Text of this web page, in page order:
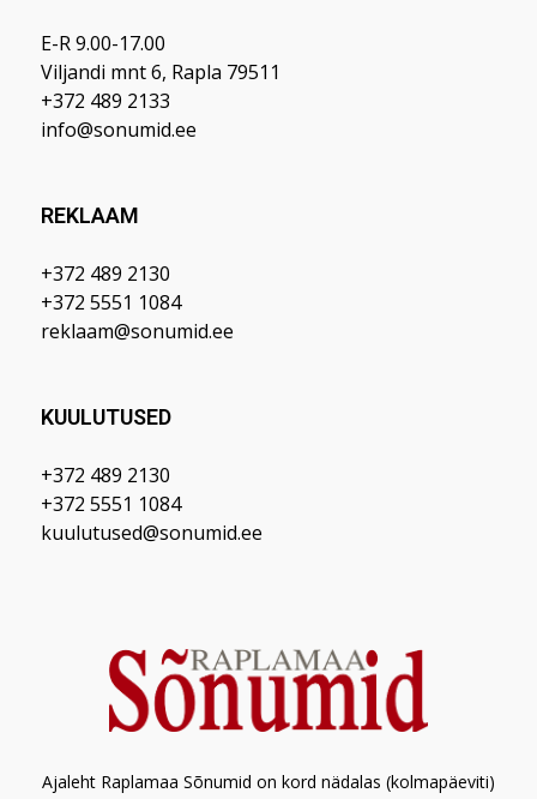
E-R 9.00-17.00
Viljandi mnt 6, Rapla 79511
+372 489 2133
info@sonumid.ee
REKLAAM
+372 489 2130
+372 5551 1084
reklaam@sonumid.ee
KUULUTUSED
+372 489 2130
+372 5551 1084
kuulutused@sonumid.ee
Ajaleht Raplamaa Sõnumid on kord nädalas (kolmapäeviti)